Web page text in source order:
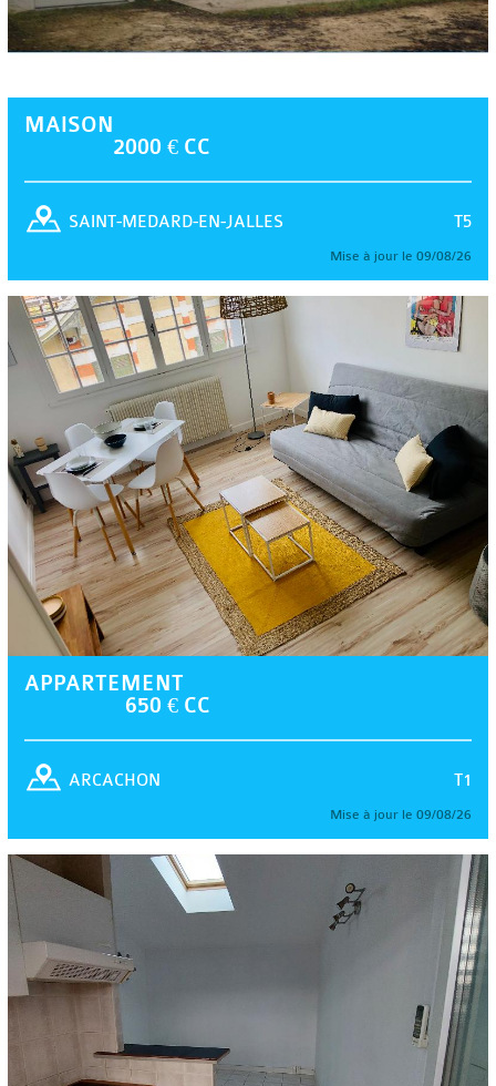
MAISON
2000 € CC
T5
SAINT-MEDARD-EN-JALLES
Mise à jour le 09/08/26
APPARTEMENT
650 € CC
T1
ARCACHON
Mise à jour le 09/08/26